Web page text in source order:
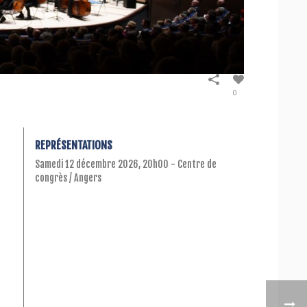
0
REPRÉSENTATIONS
Samedi 12 décembre 2026, 20h00 - Centre de
congrès / Angers